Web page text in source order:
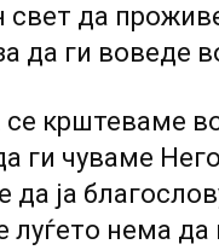
свет да
да ги воведе
се крштеваме
ги чуваме
ја
луѓето нема